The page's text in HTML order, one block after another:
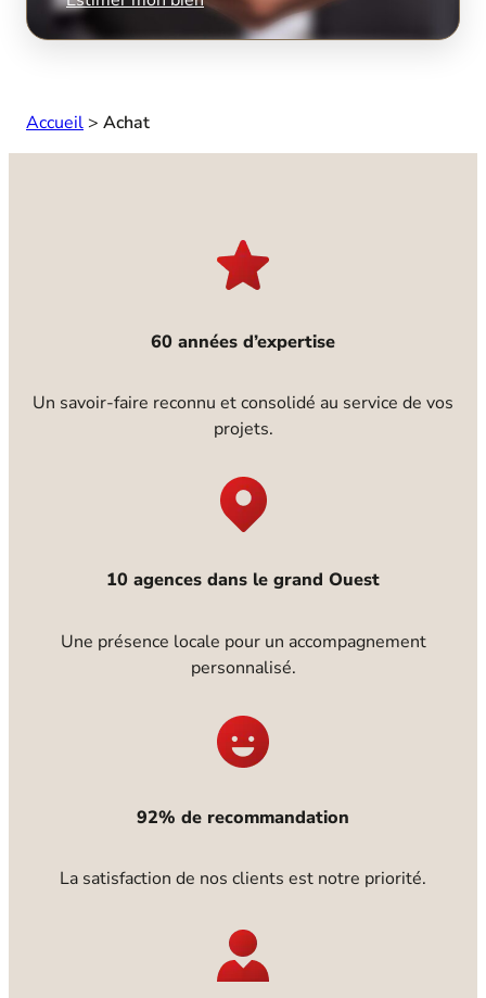
Accueil > Achat
60 années d’expertise
Un savoir-faire reconnu et consolidé au service de vos
projets.
10 agences dans le grand Ouest
Une présence locale pour un accompagnement
personnalisé.
92% de recommandation
La satisfaction de nos clients est notre priorité.